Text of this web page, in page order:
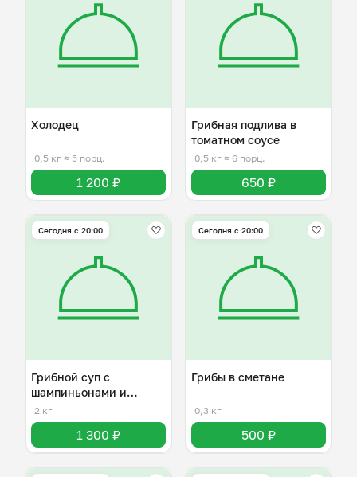
Холодец
0,5 кг ≈ 5 порц.
1 200 ₽
Грибная подлива в
томатном соусе
0,5 кг ≈ 6 порц.
650 ₽
Сегодня с 20:00
Грибной суп с
шампиньонами и
плавленным сыром
2 кг
1 300 ₽
Сегодня с 20:00
Грибы в сметане
0,3 кг
500 ₽